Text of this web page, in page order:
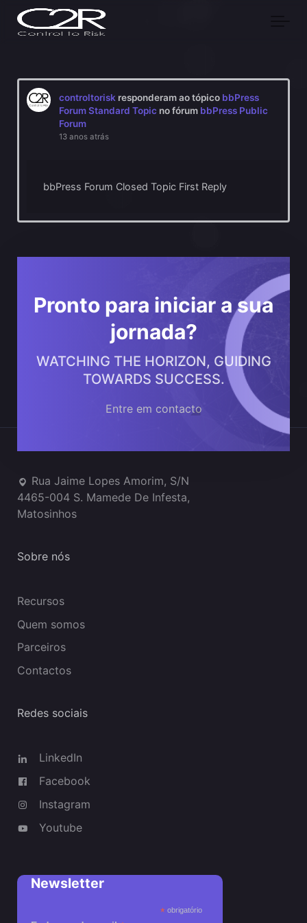
Skip to main content
controltorisk responderam ao tópico bbPress
Forum Standard Topic no fórum bbPress Public
Forum
13 anos atrás
bbPress Forum Closed Topic First Reply
Pronto para iniciar a sua
jornada?
WATCHING THE HORIZON, GUIDING
TOWARDS SUCCESS.
Entre em contacto
Rua Jaime Lopes Amorim, S/N
4465-004 S. Mamede De Infesta,
Matosinhos
Sobre nós
Recursos
Quem somos
Parceiros
Contactos
Redes sociais
LinkedIn
Facebook
Instagram
Youtube
Newsletter
*obrigatório